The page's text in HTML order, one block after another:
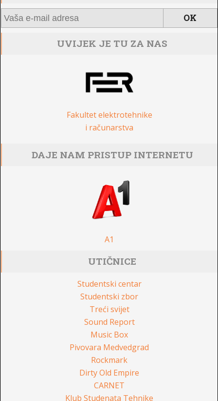
UVIJEK JE TU ZA NAS
Fakultet elektrotehnike
i računarstva
DAJE NAM PRISTUP INTERNETU
A1
UTIČNICE
Studentski centar
Studentski zbor
Treći svijet
Sound Report
Music Box
Pivovara Medvedgrad
Rockmark
Dirty Old Empire
CARNET
Klub Studenata Tehnike